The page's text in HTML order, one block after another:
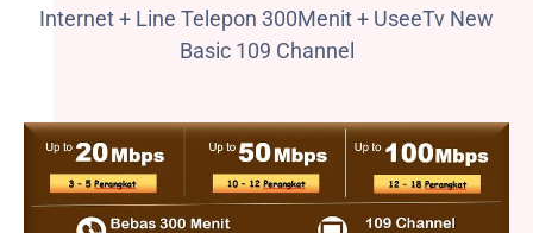
Internet + Line Telepon 300Menit + UseeTv New
Basic 109 Channel